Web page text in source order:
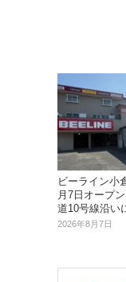
ビーライン小
月7日オープ
道10号線沿い
2026年8月7日